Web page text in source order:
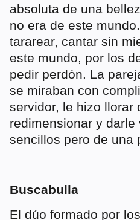
absoluta de una
no era de este
tararear, cantar sin
este mundo, por los
pedir perdón. La
se miraban con
servidor, le hizo llorar
redimensionar y darle
sencillos pero de una
Buscabulla
El dúo formado por